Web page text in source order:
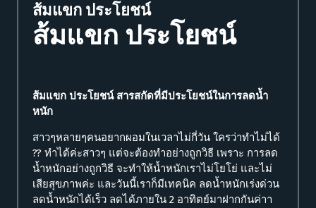
ส้มแขก ประโยชน์
ส้มแขก ประโยชน์
ส้มแขก ประโยชน์ สารสกัดที่มีประโยชน์ในการลดน้ำ
หนัก
สาวๆหลายๆคนอยากผอมในเวลาไม่กี่วัน ใครว่าทำไม่ได้
?? ทำได้ค่ะสาวๆ แต่จะต้องทำอย่างถูกวิธี เพราะ การลด
น้ำหนักอย่างถูกวิธี จะทำให้น้ำหนักเราไม่โยโย่ และไม่
เสียสุขภาพค่ะ และวันนี้เราก็มีเทคนิค ลดน้ำหนักเร่งด่วน
ลดน้ำหนักได้เร็ว ลดได้ภายใน 2 อาทิตย์มาฝากกันค่าา